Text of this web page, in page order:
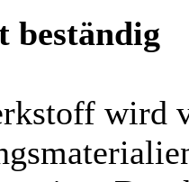
beständig
wird